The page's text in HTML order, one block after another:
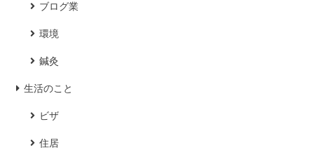
ブログ業
環境
鍼灸
生活のこと
ビザ
住居